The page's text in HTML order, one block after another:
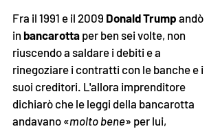
Fra il 1991 e il 2009 Donald Trump andò
in bancarotta per ben sei volte, non
riuscendo a saldare i debiti e a
rinegoziare i contratti con le banche e i
suoi creditori. L'allora imprenditore
dichiarò che le leggi della bancarotta
andavano «molto bene» per lui,